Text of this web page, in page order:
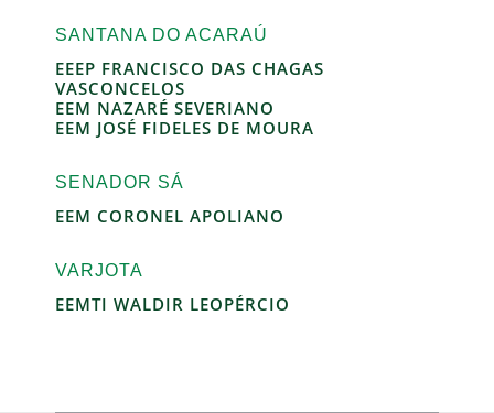
SANTANA DO ACARAÚ
EEEP FRANCISCO DAS CHAGAS
VASCONCELOS
EEM NAZARÉ SEVERIANO
EEM JOSÉ FIDELES DE MOURA
SENADOR SÁ
EEM CORONEL APOLIANO
VARJOTA
EEMTI WALDIR LEOPÉRCIO